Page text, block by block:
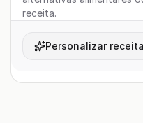
receita.
Personalizar receita